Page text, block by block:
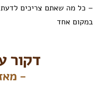
– כל מה שאתם צריכים לדעת
במקום אחד